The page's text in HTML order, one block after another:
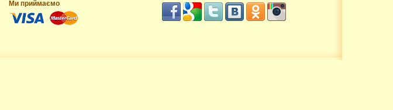
Ми приймаємо